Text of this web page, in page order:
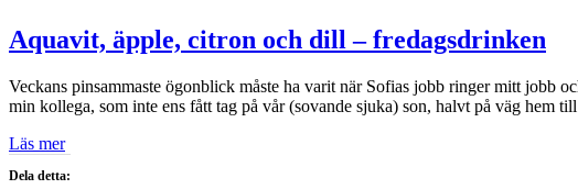
Aquavit, äpple, citron och dill – fredagsdrinken
Veckans pinsammaste ögonblick måste ha varit när Sofias jobb ringer mitt
min kollega, som inte ens fått tag på vår (sovande sjuka) son, halvt på väg hem
Läs mer
Dela detta: